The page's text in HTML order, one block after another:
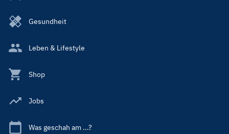
Gesundheit
Leben & Lifestyle
Shop
Jobs
Was geschah am ...?